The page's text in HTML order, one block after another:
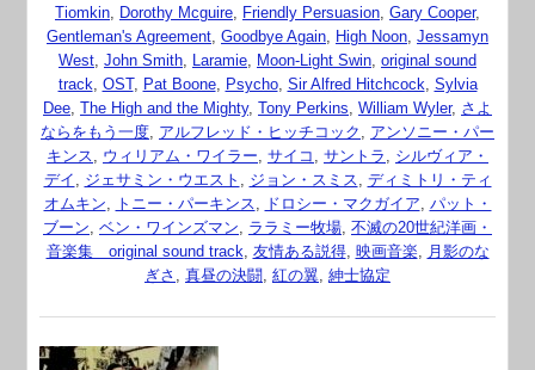
Tiomkin, Dorothy Mcguire, Friendly Persuasion, Gary Cooper,
Gentleman's Agreement, Goodbye Again, High Noon, Jessamyn
West, John Smith, Laramie, Moon-Light Swin, original sound
track, OST, Pat Boone, Psycho, Sir Alfred Hitchcock, Sylvia
Dee, The High and the Mighty, Tony Perkins, William Wyler, さよ
ならをもう一度, アルフレッド・ヒッチコック , アンソニー・パー
キンス, ウィリアム・ワイラー, サイコ , サントラ , シルヴィア・
デイ , ジェサミン・ウエスト , ジョン・スミス, ディミトリ・ティ
オムキン, トニー・パーキンス, ドロシー・マクガイア, パット・
ブーン, ベン・ワインズマン, ララミー牧場, 不滅の20世紀洋画・
音楽集 original sound track, 友情ある説得, 映画音楽, 月影のな
ぎさ , 真昼の決闘, 紅の翼, 紳士協定